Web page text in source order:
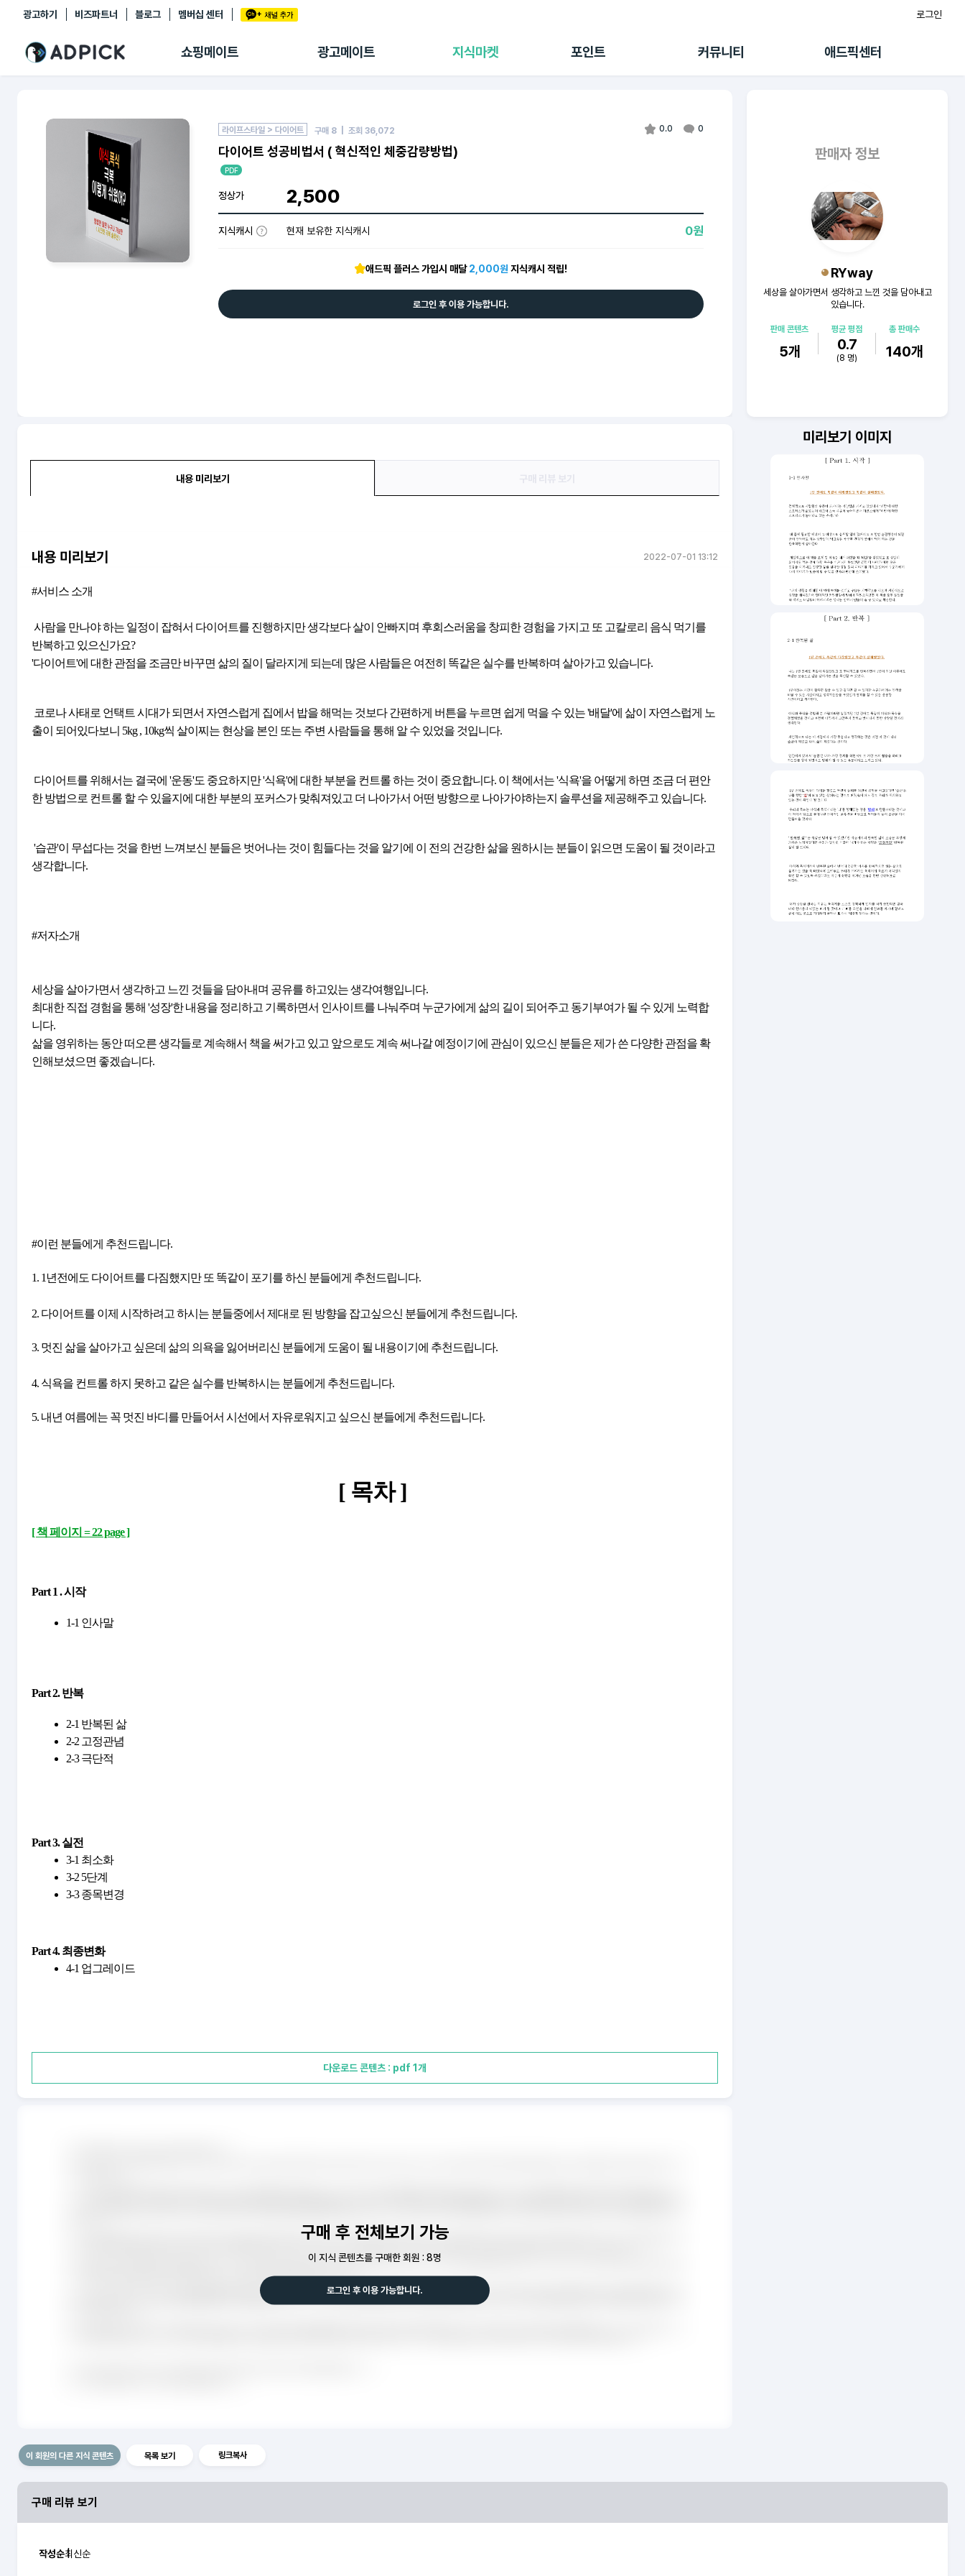
광고하기 비즈파트너 블로그 멤버십 센터 로그인
쇼핑메이트 광고메이트 지식마켓 포인트 커뮤니티 애드픽센터
추천상품
쇼핑 에이전트
마이숍
광고리포트
출석 룰렛
랭킹
수익 Live
멤버십 센터
0.0 0
라이프스타일 > 다이어트 구매 8 | 조회 36,072
다이어트 성공비법서 ( 혁신적인 체중감량방법)
PDF
정상가 2,500
지식캐시 현재 보유한 지식캐시 0원
애드픽 플러스 가입시 매달2,000원 지식캐시 적립!
로그인 후 이용 가능합니다.
판매자 정보
RYway
세상을 살아가면서 생각하고 느낀 것을 담아내고
있습니다.
판매 콘텐츠
5개
평균 평점
0.7
(8 명)
총 판매수
140개
내용 미리보기
내용 미리보기 2022-07-01 13:12
#서비스 소개
반복하고 있으신가요?
'다이어트'에 대한 관점을 조금만 바꾸면 삶의 질이 달라지게 되는데 많은 사람들은 여전히 똑같은 실수를 반복하며 살아가고 있습니다.
출이 되어있다보니 5kg , 10kg씩 살이찌는 현상을 본인 또는 주변 사람들을 통해 알 수 있었을 것입니다.
한 방법으로 컨트롤 할 수 있을지에 대한 부분의 포커스가 맞춰져있고 더 나아가서 어떤 방향으로 나아가야하는지 솔루션을 제공해주고 있습니다.
생각합니다.
#저자소개
세상을 살아가면서 생각하고 느낀 것들을 담아내며 공유를 하고있는 생각여행입니다.
최대한 직접 경험을 통해 '성장'한 내용을 정리하고 기록하면서 인사이트를 나눠주며 누군가에게 삶의 길이 되어주고 동기부여가 될 수 있게 노력합
니다.
삶을 영위하는 동안 떠오른 생각들로 계속해서 책을 써가고 있고 앞으로도 계속 써나갈 예정이기에 관심이 있으신 분들은 제가 쓴 다양한 관점을 확
인해보셨으면 좋겠습니다.
#이런 분들에게 추천드립니다.
1. 1년전에도 다이어트를 다짐했지만 또 똑같이 포기를 하신 분들에게 추천드립니다.
2. 다이어트를 이제 시작하려고 하시는 분들중에서 제대로 된 방향을 잡고싶으신 분들에게 추천드립니다.
3. 멋진 삶을 살아가고 싶은데 삶의 의욕을 잃어버리신 분들에게 도움이 될 내용이기에 추천드립니다.
4. 식욕을 컨트롤 하지 못하고 같은 실수를 반복하시는 분들에게 추천드립니다.
5. 내년 여름에는 꼭 멋진 바디를 만들어서 시선에서 자유로워지고 싶으신 분들에게 추천드립니다.
[ 목차 ]
[ 책 페이지 = 22 page ]
Part 1 . 시작
1-1 인사말
Part 2. 반복
2-1 반복된 삶
2-2 고정관념
2-3 극단적
Part 3. 실전
3-1 최소화
3-2 5단계
3-3 종목변경
Part 4. 최종변화
4-1 업그레이드
다운로드 콘텐츠 : pdf 1개
구매 후 전체보기 가능
이 지식 콘텐츠를 구매한 회원 : 8명
로그인 후 이용 가능합니다.
미리보기 이미지
이 회원의 다른 지식 콘텐츠 목록 보기 링크복사
구매 리뷰 보기
작성순최신순